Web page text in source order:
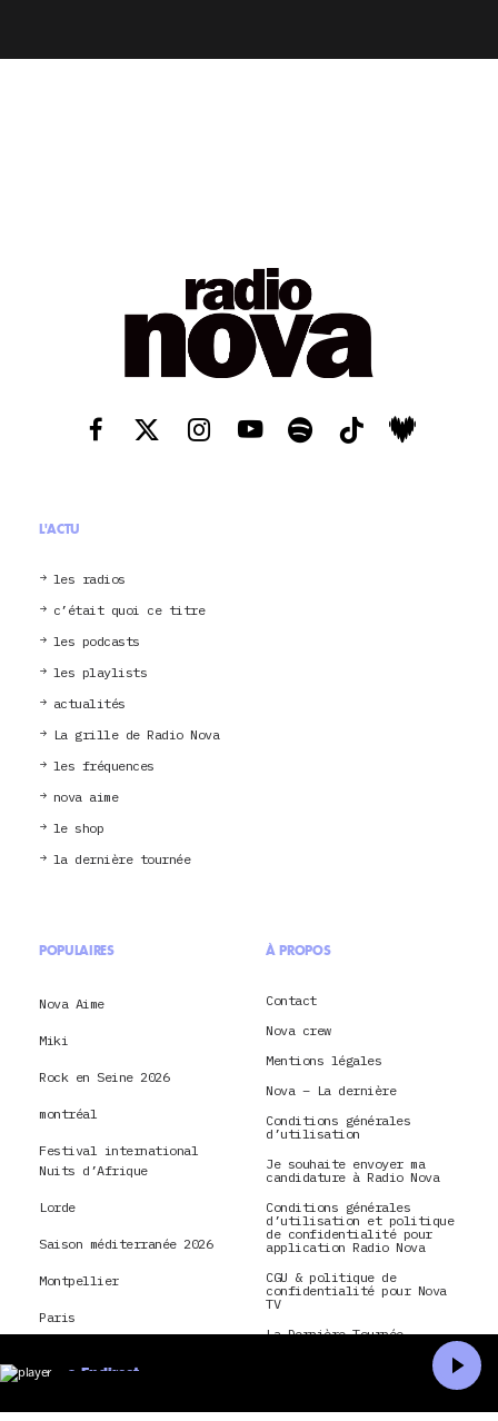
L'ACTU
les radios
c’était quoi ce titre
les podcasts
les playlists
actualités
La grille de Radio Nova
les fréquences
nova aime
le shop
la dernière tournée
POPULAIRES
Nova Aime
Miki
Rock en Seine 2026
montréal
Festival international
Nuits d’Afrique
Lorde
Saison méditerranée 2026
Montpellier
Paris
Seeds
À PROPOS
Contact
Nova crew
Mentions légales
Nova – La dernière
Conditions générales
d’utilisation
Je souhaite envoyer ma
candidature à Radio Nova
Conditions générales
d’utilisation et politique
de confidentialité pour
application Radio Nova
CGU & politique de
confidentialité pour Nova
TV
La Dernière Tournée
En direct